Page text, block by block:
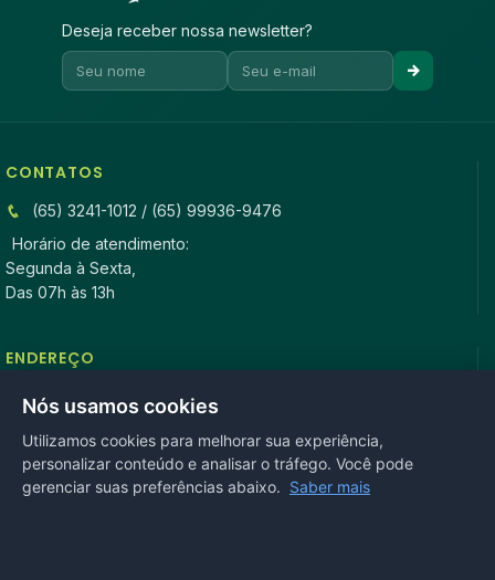
Deseja receber nossa newsletter?
CONTATOS
(65) 3241-1012 / (65) 99936-9476
Horário de atendimento:
Segunda à Sexta,
Das 07h às 13h
ENDEREÇO
Rua Antonio Tavares, n° 3310, Centro CEP: 78.280-000 -
Mirassol D’Oeste, MT
REDES SOCIAIS
Nós usamos cookies
Utilizamos cookies para melhorar sua experiência,
personalizar conteúdo e analisar o tráfego. Você pode
gerenciar suas preferências abaixo. Saber mais